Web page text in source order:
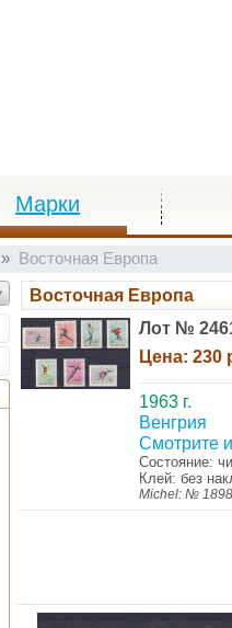
Марки
Восточная Европа
Восточная Европа
Лот №
Цена: 230
1963 г.
Венгрия
Смотрите
Состояние:
Клей: без
Michel: №